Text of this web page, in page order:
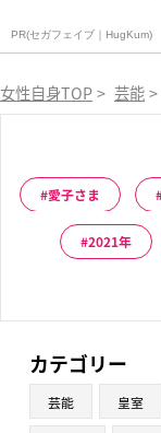
PR(セガフェイブ｜HugKum)
女性自身TOP > 芸能 >
愛子さま
2021年
カテゴリー
芸能 皇室